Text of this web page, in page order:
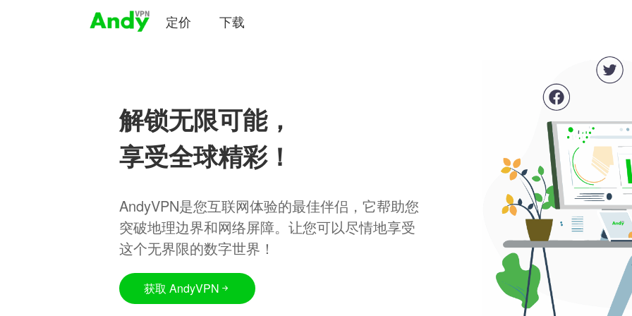
定价 下载
解锁无限可能，
享受全球精彩！
AndyVPN是您互联网体验的最佳伴侣，它帮助您
突破地理边界和网络屏障。让您可以尽情地享受
这个无界限的数字世界！
获取 AndyVPN